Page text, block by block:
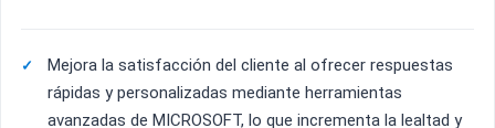
Mejora la satisfacción del cliente al ofrecer respuestas
rápidas y personalizadas mediante herramientas
avanzadas de MICROSOFT, lo que incrementa la lealtad y